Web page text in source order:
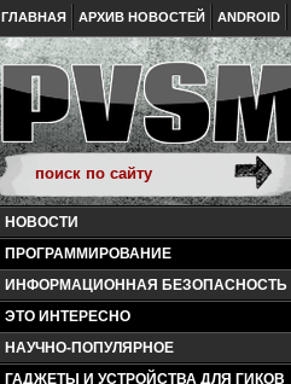
ГЛАВНАЯ АРХИВ НОВОСТЕЙ ANDROID
НОВОСТИ
ПРОГРАММИРОВАНИЕ
ИНФОРМАЦИОННАЯ БЕЗОПАСНОСТЬ
ЭТО ИНТЕРЕСНО
НАУЧНО-ПОПУЛЯРНОЕ
ГАДЖЕТЫ И УСТРОЙСТВА ДЛЯ ГИКОВ